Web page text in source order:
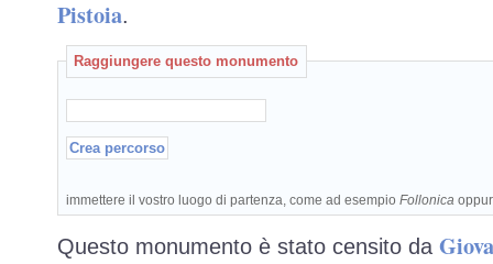
Pistoia.
Raggiungere questo monumento
immettere il vostro luogo di partenza, come ad esempio Follonica
Questo monumento è stato censito da